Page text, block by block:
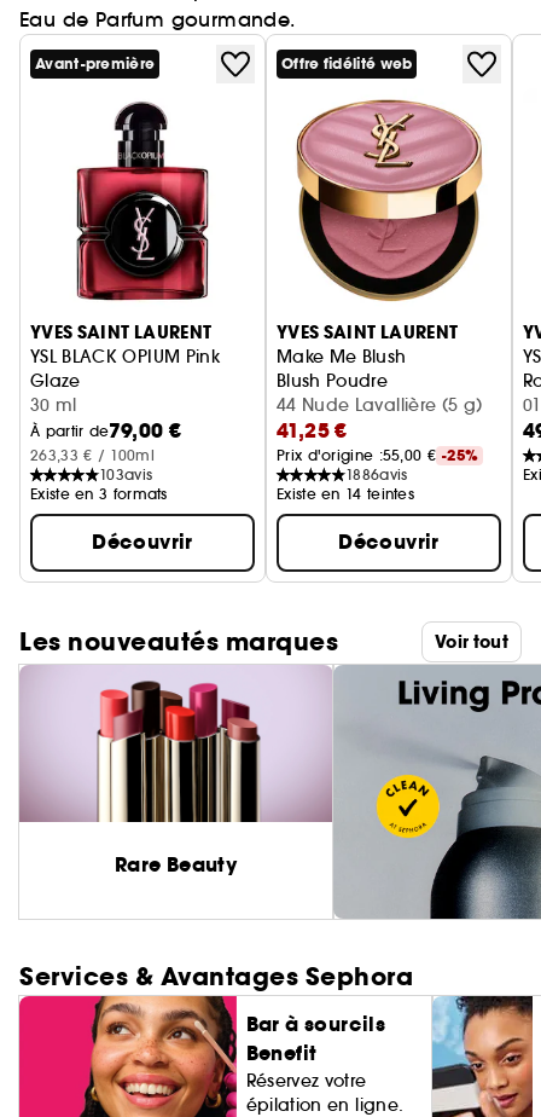
Eau de Parfum gourmande.
Ignorer le carrousel produits
Avant-première
YVES SAINT LAURENT
YSL BLACK OPIUM Pink
Glaze
Eau de Parfum femme ambrée florale & note de fraise
30 ml
À partir de79,00 €
263,33 € / 100ml
103avis
Existe en 3 formats
Découvrir
Offre fidélité web
YVES SAINT LAURENT
Make Me Blush
Blush Poudre
44 Nude Lavallière (5 g)
41,25 €
Prix d'origine :55,00 € -25%
1886avis
Existe en 14 teintes
Découvrir
Les nouveautés marques Voir tout
Rare Beauty
Services & Avantages Sephora
Bar à sourcils
Benefit
Réservez votre
épilation en ligne.